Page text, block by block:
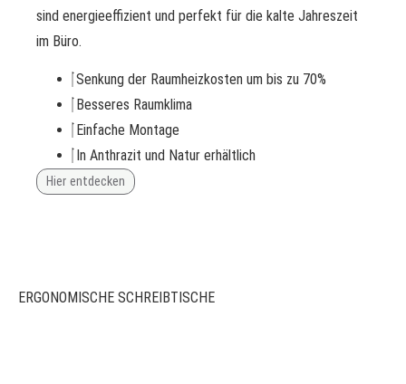
sind energieeffizient und perfekt für die kalte Jahreszeit
im Büro.
Senkung der Raumheizkosten um bis zu 70%
Besseres Raumklima
Einfache Montage
In Anthrazit und Natur erhältlich
Hier entdecken
ERGONOMISCHE SCHREIBTISCHE